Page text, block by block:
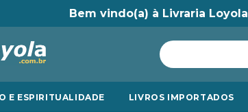
Bem vindo(a) à Livraria
E ESPIRITUALIDADE LIVROS IMPORTADOS